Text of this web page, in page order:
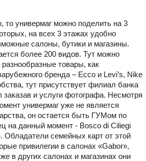
то универмаг можно поделить на 3
на всех 3 этажах удобно
салоны, бутики и магазины.
более 200 видов. Тут можно
товары, как
бренда – Ecco и Levi’s, Nike
тут присутствует филиал банка
заказав и услуги фотографа. Несмотря
универмаг уже не является
он остается быть ГУМом по
на данный момент - Bosco di Ciliegi
Обладатели семейных карт от этой
привилегии в салонах «Gabor»,
в других салонах и магазинах они